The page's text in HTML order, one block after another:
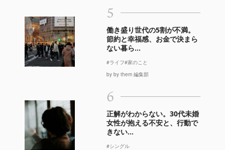
5
働き盛り世代の5割が不満。
節約と幸福感、お金で決まら
ない暮ら...
#ライフ#家のこと
by by them 編集部
6
正解がわからない。30代未婚
女性が抱える不安と、行動で
きない...
#シングル